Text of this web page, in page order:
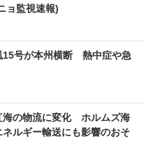
ョ監視速報)
号が本州横断 熱中症や急
海の物流に変化 ホルムズ海
ルギー輸送にも影響のおそ